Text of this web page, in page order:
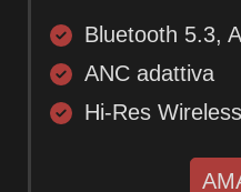
Bluetooth 5.3,
ANC adattiva
Hi-Res